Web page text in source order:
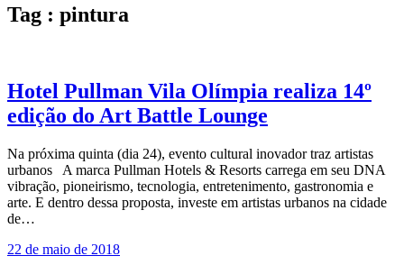
Tag : pintura
Hotel Pullman Vila Olímpia realiza 14º
edição do Art Battle Lounge
Na próxima quinta (dia 24), evento cultural inovador traz artistas
urbanos A marca Pullman Hotels & Resorts carrega em seu DNA
vibração, pioneirismo, tecnologia, entretenimento, gastronomia e
arte. E dentro dessa proposta, investe em artistas urbanos na cidade
de…
22 de maio de 2018